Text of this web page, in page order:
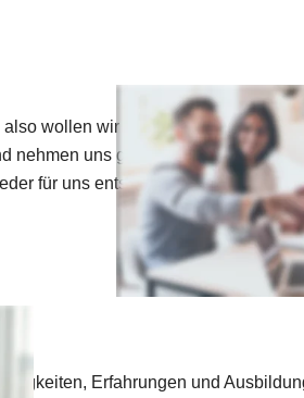
wollen wir ihre Zufriedenheit zu
nehmen uns gerne Zeit, die beste
für uns entscheiden.
Erfahrungen und